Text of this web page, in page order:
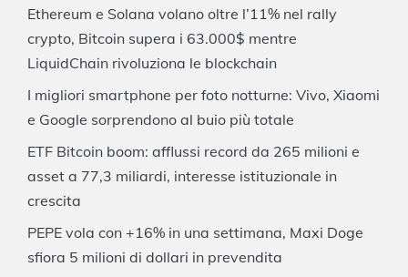
Ethereum e Solana volano oltre l’11% nel rally
crypto, Bitcoin supera i 63.000$ mentre
LiquidChain rivoluziona le blockchain
I migliori smartphone per foto notturne: Vivo, Xiaomi
e Google sorprendono al buio più totale
ETF Bitcoin boom: afflussi record da 265 milioni e
asset a 77,3 miliardi, interesse istituzionale in
crescita
PEPE vola con +16% in una settimana, Maxi Doge
sfiora 5 milioni di dollari in prevendita